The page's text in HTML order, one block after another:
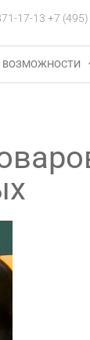
17-13 +7
ВОЗМОЖНОСТИ